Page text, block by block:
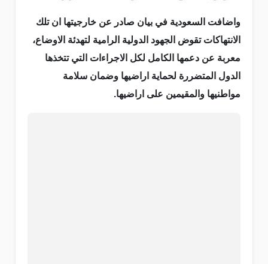
واضافت السعودية في بيان صادر عن خارجيتها ان تلك
الانتهاكات تقوض الجهود الدولية الرامية لتهدئة الاوضاع،
معربة عن دعمها الكامل لكل الاجراءات التي تتخذها
الدول المتضررة لحماية اراضيها وضمان سلامة
مواطنيها والمقيمين على اراضيها.